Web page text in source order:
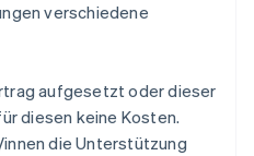
verschiedene
aufgesetzt oder dieser
diesen keine Kosten.
die Unterstützung